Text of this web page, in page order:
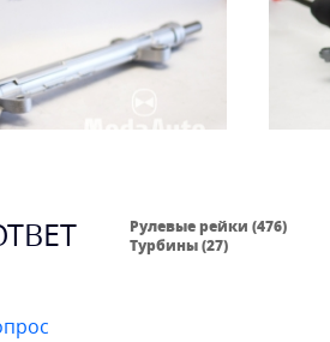
Рулевые рейки (476)
Турбины (27)